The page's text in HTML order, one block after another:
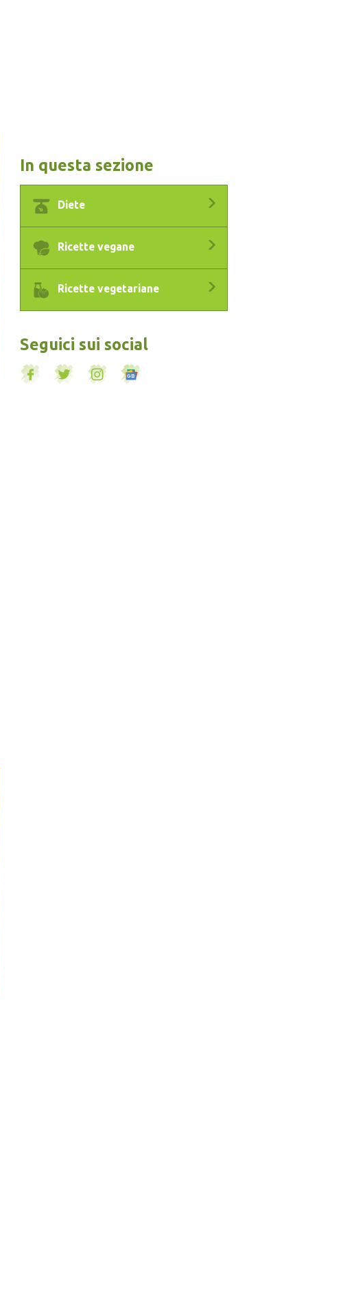
In questa sezione
Diete
Ricette vegane
Ricette vegetariane
Seguici sui social